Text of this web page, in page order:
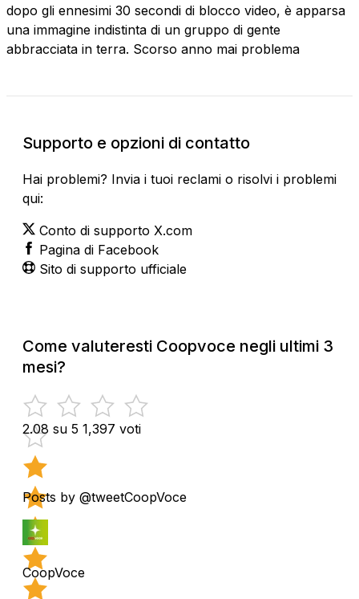
dopo gli ennesimi 30 secondi di blocco video, è apparsa
una immagine indistinta di un gruppo di gente
abbracciata in terra. Scorso anno mai problema
Supporto e opzioni di contatto
Hai problemi? Invia i tuoi reclami o risolvi i problemi
qui:
Conto di supporto X.com
Pagina di Facebook
Sito di supporto ufficiale
Come valuteresti Coopvoce negli ultimi 3
mesi?
2.08 su 5 1,397 voti
Posts by @tweetCoopVoce
CoopVoce